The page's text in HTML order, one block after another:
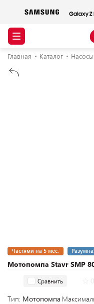
Главная Каталог
Мотопомпа Stavr SMP
Частями на 5 мес.
Сравнить
Тип: Мотопомпа